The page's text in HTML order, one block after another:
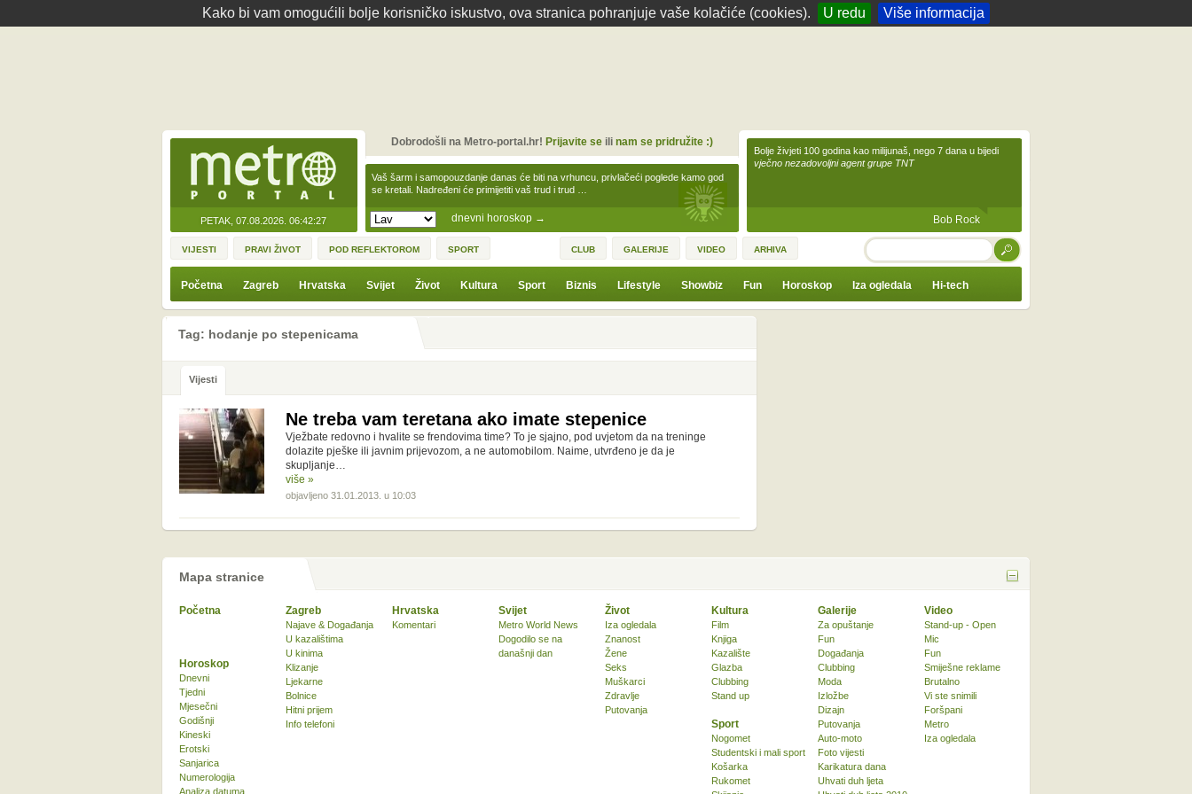
Kako bi vam omogućili bolje korisničko iskustvo, ova stranica pohranjuje vaše kolačiće (cookies). U redu Više informacija
PETAK, 07.08.2026. 06:42:27 dnevni horoskop →
Vaš šarm i samopouzdanje danas će biti na vrhuncu, privlačeći poglede kamo god
se kretali. Nadređeni će primijetiti vaš trud i trud …
Dobrodošli na Metro-portal.hr! Prijavite seili nam se pridružite :)
Bolje živjeti 100 godina kao milijunaš, nego 7 dana u bijedi
vječno nezadovoljni agent grupe TNT
Bob Rock
VIJESTI PRAVI ŽIVOT POD REFLEKTOROM SPORT CLUB GALERIJE VIDEO ARHIVA TRAŽI
Početna Zagreb Hrvatska Svijet Život Kultura Sport Biznis Lifestyle Showbiz Fun Horoskop Iza ogledala Hi-tech
Tag: hodanje po stepenicama
Vijesti
Ne treba vam teretana ako imate stepenice
Vježbate redovno i hvalite se frendovima time? To je sjajno, pod uvjetom da na treninge
dolazite pješke ili javnim prijevozom, a ne automobilom. Naime, utvrđeno je da je
skupljanje…
više »
objavljeno 31.01.2013. u 10:03
Mapa stranice
Početna Zagreb
Najave & Događanja
U kazalištima
U kinima
Klizanje
Ljekarne
Bolnice
Hitni prijem
Info telefoni
Hrvatska
Komentari
Svijet
Metro World News
Dogodilo se na
današnji dan
Život
Iza ogledala
Znanost
Žene
Seks
Muškarci
Zdravlje
Putovanja
Kultura
Film
Knjiga
Kazalište
Glazba
Clubbing
Stand up
Sport
Nogomet
Studentski i mali sport
Košarka
Rukomet
Horoskop
Dnevni
Tjedni
Mjesečni
Godišnji
Kineski
Erotski
Sanjarica
Numerologija
Analiza datuma
Galerije
Za opuštanje
Fun
Događanja
Clubbing
Moda
Izložbe
Dizajn
Putovanja
Auto-moto
Foto vijesti
Karikatura dana
Uhvati duh ljeta
Video
Stand-up - Open
Mic
Fun
Smiješne reklame
Brutalno
Vi ste snimili
Foršpani
Metro
Iza ogledala